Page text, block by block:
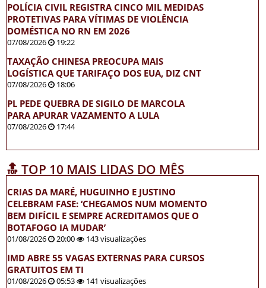
POLÍCIA CIVIL REGISTRA CINCO MIL MEDIDAS
PROTETIVAS PARA VÍTIMAS DE VIOLÊNCIA
DOMÉSTICA NO RN EM 2026
07/08/2026 19:22
TAXAÇÃO CHINESA PREOCUPA MAIS
LOGÍSTICA QUE TARIFAÇO DOS EUA, DIZ CNT
07/08/2026 18:06
PL PEDE QUEBRA DE SIGILO DE MARCOLA
PARA APURAR VAZAMENTO A LULA
07/08/2026 17:44
🔝 TOP 10 MAIS LIDAS DO MÊS
CRIAS DA MARÉ, HUGUINHO E JUSTINO
CELEBRAM FASE: ‘CHEGAMOS NUM MOMENTO
BEM DIFÍCIL E SEMPRE ACREDITAMOS QUE O
BOTAFOGO IA MUDAR’
01/08/2026 20:00 143 visualizações
IMD ABRE 55 VAGAS EXTERNAS PARA CURSOS
GRATUITOS EM TI
01/08/2026 05:53 141 visualizações